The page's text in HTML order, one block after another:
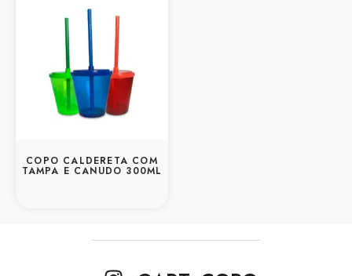
COPO CALDERETA COM
TAMPA E CANUDO 300ML